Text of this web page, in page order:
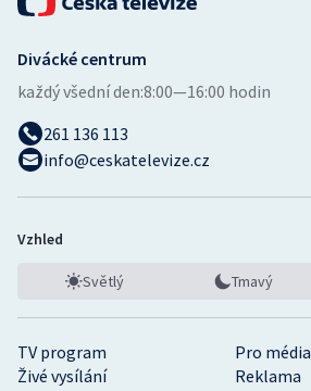
TV program
Pro média
Živé vysílání
Reklama
Divácké centrum
každý všední den:8:00—16:00 hodin
261 136 113
info@ceskatelevize.cz
Vzhled
Světlý Tmavý